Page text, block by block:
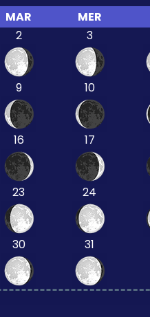
MAR MER
2 3
9 10
16 17
23 24
30 31